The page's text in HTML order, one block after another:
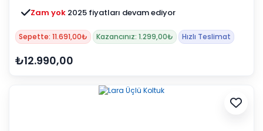
Zam yok 2025 fiyatları devam ediyor
Sepette: 11.691,00₺ Kazancınız: 1.299,00₺ Hızlı Teslimat
₺12.990,00